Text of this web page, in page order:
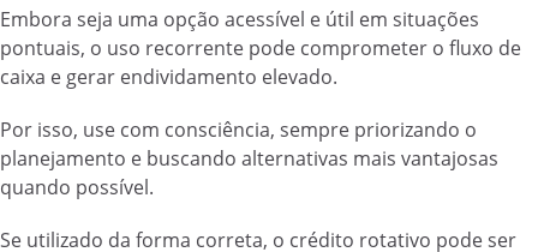
Embora seja uma opção acessível e útil em situações
pontuais, o uso recorrente pode comprometer o fluxo de
caixa e gerar endividamento elevado.
Por isso, use com consciência, sempre priorizando o
planejamento e buscando alternativas mais vantajosas
quando possível.
Se utilizado da forma correta, o crédito rotativo pode ser